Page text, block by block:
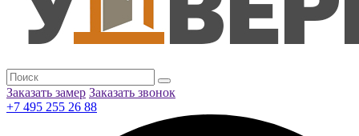
Заказать замер Заказать звонок
+7 495 255 26 88